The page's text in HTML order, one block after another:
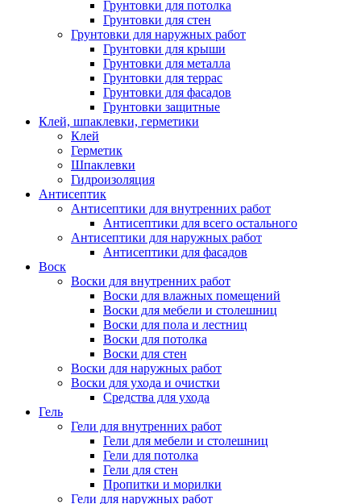
Грунтовки для потолка
Грунтовки для стен
Грунтовки для наружных работ
Грунтовки для крыши
Грунтовки для металла
Грунтовки для террас
Грунтовки для фасадов
Грунтовки защитные
Клей, шпаклевки, герметики
Клей
Герметик
Шпаклевки
Гидроизоляция
Антисептик
Антисептики для внутренних работ
Антисептики для всего остального
Антисептики для наружных работ
Антисептики для фасадов
Воск
Воски для внутренних работ
Воски для влажных помещений
Воски для мебели и столешниц
Воски для пола и лестниц
Воски для потолка
Воски для стен
Воски для наружных работ
Воски для ухода и очистки
Средства для ухода
Гель
Гели для внутренних работ
Гели для мебели и столешниц
Гели для потолка
Гели для стен
Пропитки и морилки
Гели для наружных работ